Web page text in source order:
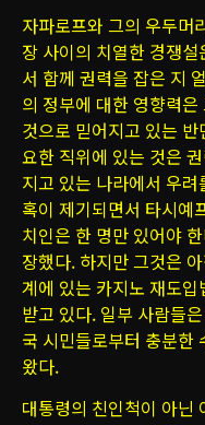
자파로프와 그의 우두머
장 사이의 치열한 경쟁
서 함께 권력을 잡은 지
의 정부에 대한 영향력
것으로 믿어지고 있는
요한 직위에 있는 것은
지고 있는 나라에서 우
혹이 제기되면서 타시예
치인은 한 명만 있어야
장했다. 하지만 그것은
계에 있는 카지노 재도
받고 있다. 일부 사람들
국 시민들로부터 충분한
왔다.
대통령의 친인척이 아닌